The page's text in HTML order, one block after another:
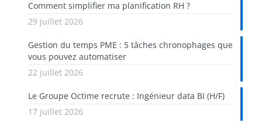
Comment simplifier ma planification RH ?
29 juillet 2026
Gestion du temps PME : 5 tâches chronophages que
vous pouvez automatiser
22 juillet 2026
Le Groupe Octime recrute : Ingénieur data BI (H/F)
17 juillet 2026